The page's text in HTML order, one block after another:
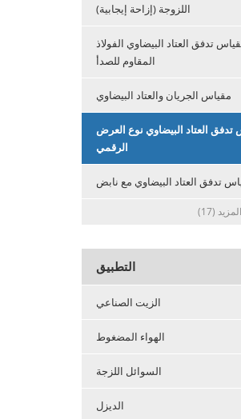
اللزوجة (إزاحة إيجابية)
تدفق العتاد البيضاوي الفولاذ
المقاوم للصدأ
مقياس الجريان والعتاد البيضاوي
تدفق العتاد البيضاوي نوع العرض
الرقمي
تدفق العتاد البيضاوي مع نابض
التطبيق
الزيت الصناعي
الهواء المضغوط
السوائل اللزجة
الديزل